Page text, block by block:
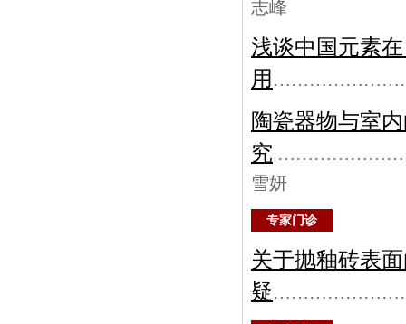
志峰
浅谈中国元素
用
陶瓷器物与室
究
雪妍
专家门诊
关于抛釉砖表
疑